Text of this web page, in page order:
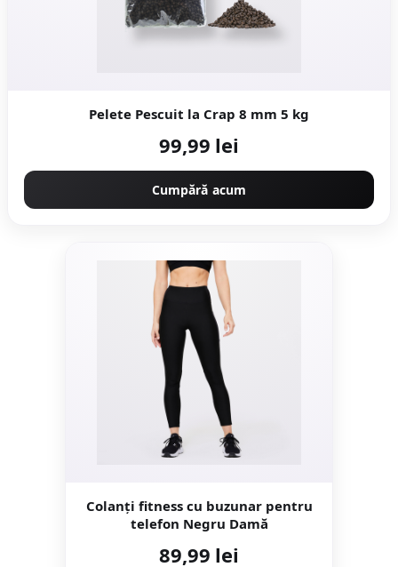
Pelete Pescuit la Crap 8 mm 5 kg
99,99 lei
Cumpără acum
Colanți fitness cu buzunar pentru
telefon Negru Damă
89,99 lei